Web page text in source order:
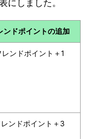
にしました。
ンドポイントの追加
レンドポイント＋1
ンドポイント＋3